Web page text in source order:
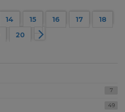
14 15 16 17
18
20
7
49